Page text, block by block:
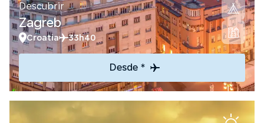
Descubrir
Zagreb
Croatia 33h40
Desde *